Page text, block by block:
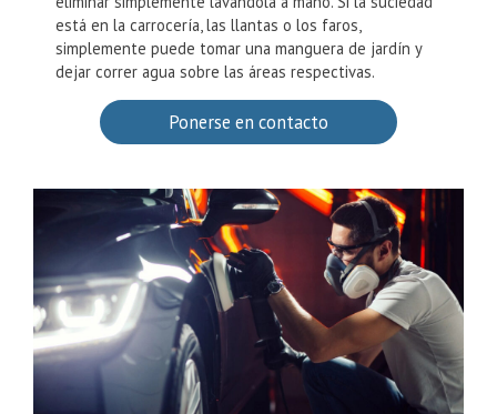
En la mayoría de los casos, la suciedad se puede
eliminar simplemente lavándola a mano. Si la suciedad
está en la carrocería, las llantas o los faros,
simplemente puede tomar una manguera de jardín y
dejar correr agua sobre las áreas respectivas.